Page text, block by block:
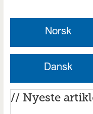
Norsk
Dansk
// Nyeste